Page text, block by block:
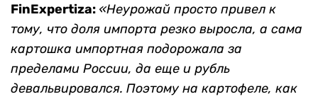
FinExpertiza: «Неурожай просто привел к
тому, что доля импорта резко выросла, а сама
картошка импортная подорожала за
пределами России, да еще и рубль
девальвировался. Поэтому на картофеле, как